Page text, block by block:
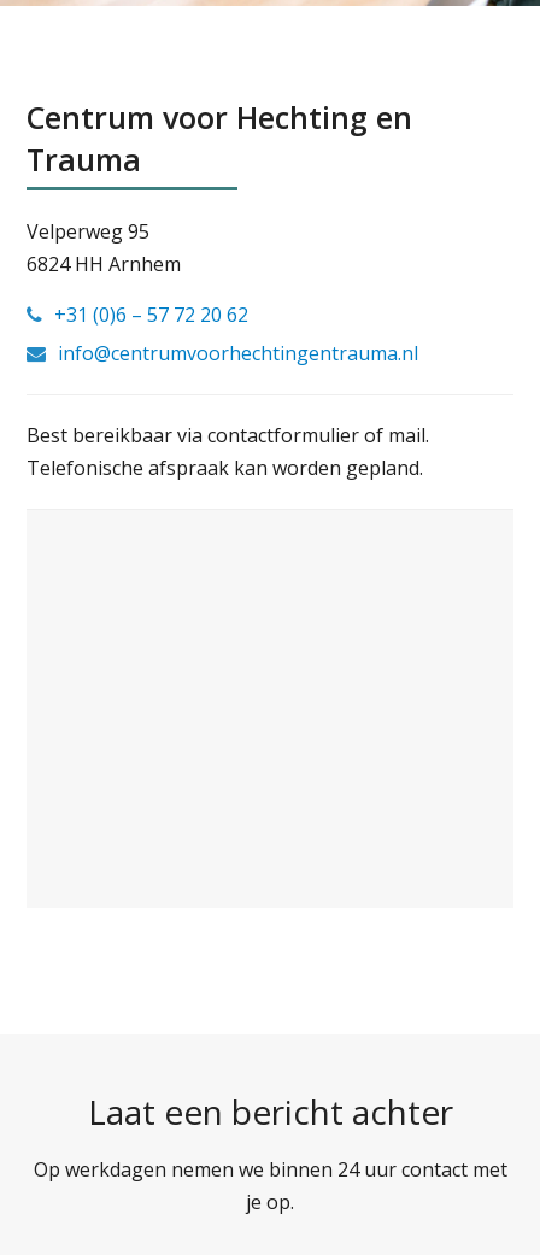
Centrum voor Hechting en
Trauma
Velperweg 95
6824 HH Arnhem
+31 (0)6 – 57 72 20 62
info@centrumvoorhechtingentrauma.nl
Best bereikbaar via contactformulier of mail.
Telefonische afspraak kan worden gepland.
Laat een bericht achter
Op werkdagen nemen we binnen 24 uur contact met
je op.